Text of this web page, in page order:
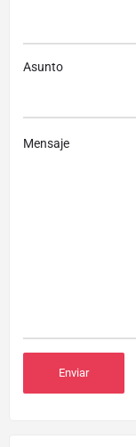
Asunto
Mensaje